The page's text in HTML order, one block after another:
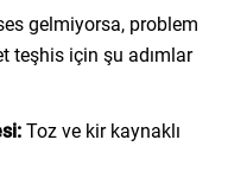
gelmiyorsa, problem
teşhis için şu adımlar
Toz ve kir kaynaklı